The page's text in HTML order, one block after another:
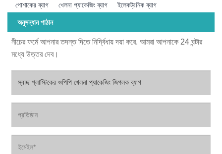
পোশাকের ব্যাগ
খেলনা প্যাকেজিং ব্যাগ ইলেকট্রনিক ব্যাগ
অনুসন্ধান পাঠান
নীচের ফর্মে আপনার তদন্ত দিতে নির্দ্বিধায় দয়া করে. আমরা আপনাকে 24 ঘন্টার
মধ্যে উত্তর দেব।